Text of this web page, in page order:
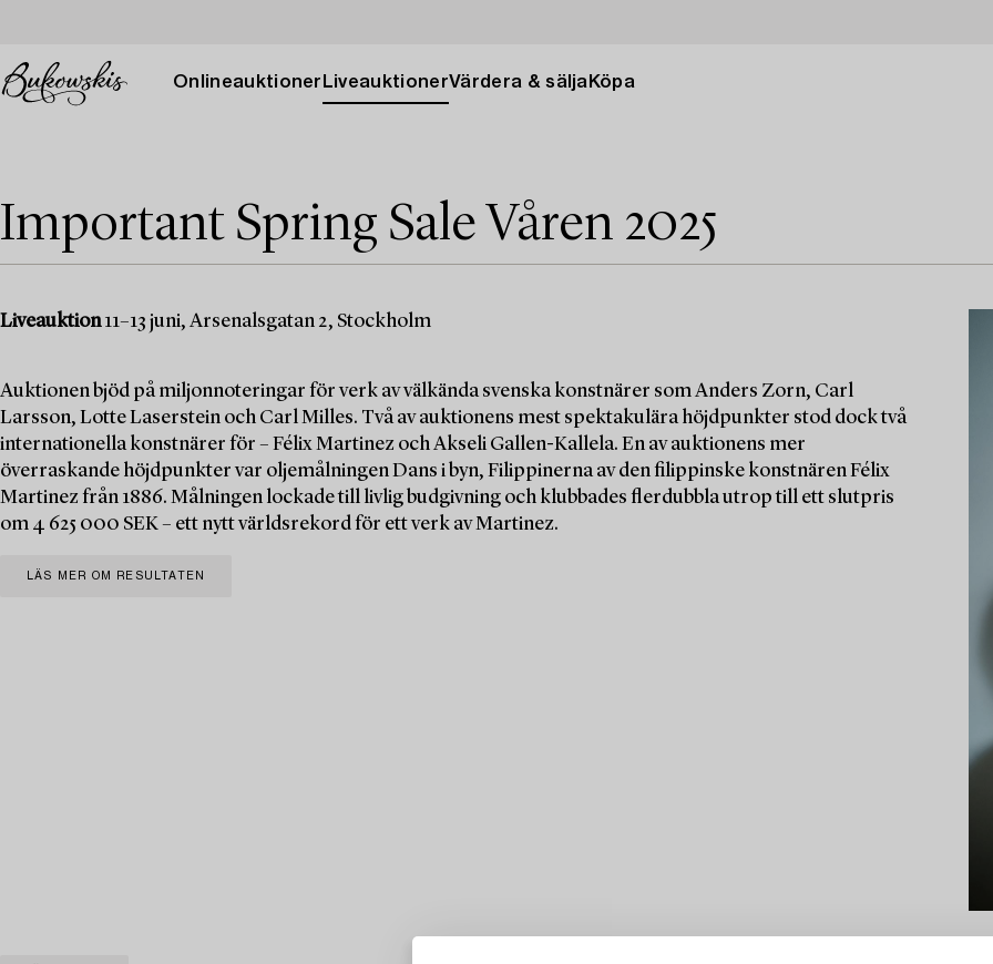
Onlineauktioner LiveauktionerVärdera & sälja Köpa
Important Spring Sale Våren 2025
Liveauktion11–13 juni, Arsenalsgatan 2, Stockholm
Auktionen bjöd på miljonnoteringar för verk av välkända svenska konstnärer som Anders Zorn, Carl
Larsson, Lotte Laserstein och Carl Milles. Två av auktionens mest spektakulära höjdpunkter stod dock två
internationella konstnärer för – Félix Martinez och Akseli Gallen-Kallela. En av auktionens mer
överraskande höjdpunkter var oljemålningen Dans i byn, Filippinerna av den filippinske konstnären Félix
Martinez från 1886. Målningen lockade till livlig budgivning och klubbades flerdubbla utrop till ett slutpris
om 4 625 000 SEK – ett nytt världsrekord för ett verk av Martinez.
LÄS MER OM RESULTATEN